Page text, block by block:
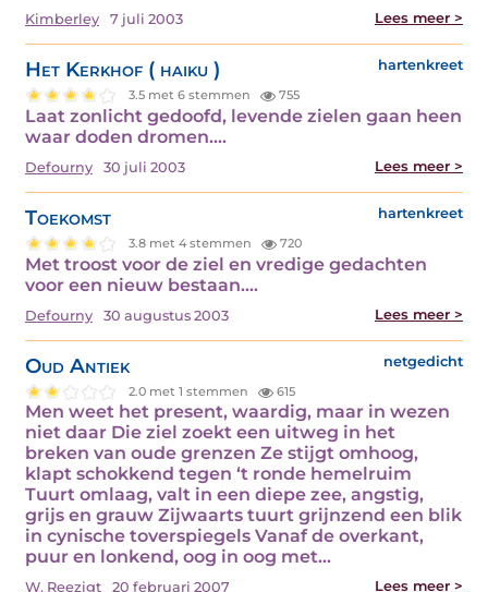
Kimberley 7 juli 2003 Lees meer >
Het Kerkhof ( haiku ) hartenkreet
3.5 met 6 stemmen 755
Laat zonlicht gedoofd, levende zielen gaan heen
waar doden dromen.…
Defourny 30 juli 2003 Lees meer >
Toekomst hartenkreet
3.8 met 4 stemmen 720
Met troost voor de ziel en vredige gedachten
voor een nieuw bestaan.…
Defourny 30 augustus 2003 Lees meer >
Oud Antiek netgedicht
2.0 met 1 stemmen 615
Men weet het present, waardig, maar in wezen
niet daar Die ziel zoekt een uitweg in het
breken van oude grenzen Ze stijgt omhoog,
klapt schokkend tegen ‘t ronde hemelruim
Tuurt omlaag, valt in een diepe zee, angstig,
grijs en grauw Zijwaarts tuurt grijnzend een blik
in cynische toverspiegels Vanaf de overkant,
puur en lonkend, oog in oog met…
W. Reezigt 20 februari 2007 Lees meer >